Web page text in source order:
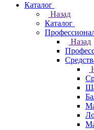
Каталог
Назад
Каталог
Назад